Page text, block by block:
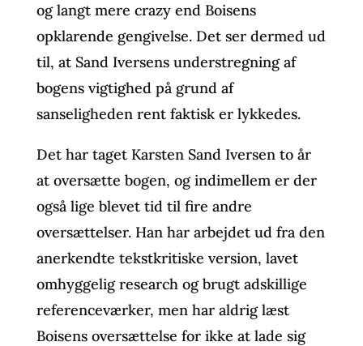
og langt mere crazy end Boisens
opklarende gengivelse. Det ser dermed ud
til, at Sand Iversens understregning af
bogens vigtighed på grund af
sanseligheden rent faktisk er lykkedes.
Det har taget Karsten Sand Iversen to år
at oversætte bogen, og indimellem er der
også lige blevet tid til fire andre
oversættelser. Han har arbejdet ud fra den
anerkendte tekstkritiske version, lavet
omhyggelig research og brugt adskillige
referenceværker, men har aldrig læst
Boisens oversættelse for ikke at lade sig